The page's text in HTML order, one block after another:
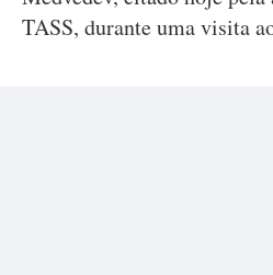
TASS, durante uma visita